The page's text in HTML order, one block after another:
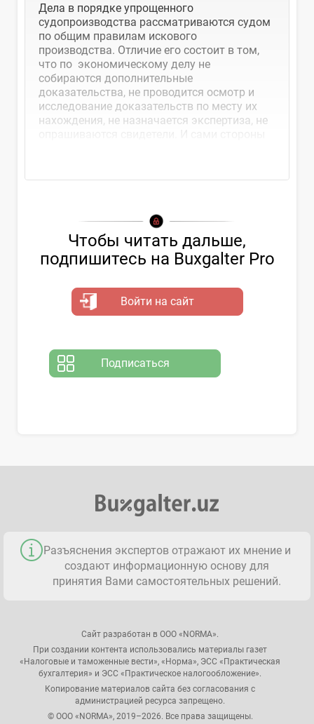
Дела в порядке упрощенного
судопроизводства рассматриваются судом
по общим правилам искового
производства. Отличие его состоит в том,
что по экономическому делу не
собираются дополнительные
доказательства, не проводится осмотр и
исследование доказательств по месту их
нахождения, не назначается экспертиза, не
Чтобы читать дальше,
подпишитесь на Buxgalter Pro
Войти на сайт
Подписаться
Разъяснения экспертов отражают их мнение и
создают информационную основу для
принятия Вами самостоятельных решений.
Сайт разработан в ООО «NORMA».
При создании контента использовались материалы газет
«Налоговые и таможенные вести», «Норма», ЭСС «Практическая
бухгалтерия» и ЭСС «Практическое налогообложение».
Копирование материалов сайта без согласования с
администрацией ресурса запрещено.
© ООО «NORMA», 2019–2026. Все права защищены.